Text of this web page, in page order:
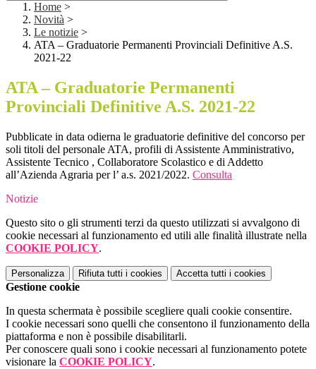
Home >
Novità >
Le notizie >
ATA – Graduatorie Permanenti Provinciali Definitive A.S.
2021-22
ATA – Graduatorie Permanenti
Provinciali Definitive A.S. 2021-22
Pubblicate in data odierna le graduatorie definitive del concorso per
soli titoli del personale ATA, profili di Assistente Amministrativo,
Assistente Tecnico , Collaboratore Scolastico e di Addetto
all’Azienda Agraria per l’ a.s. 2021/2022. Consulta
Notizie
Questo sito o gli strumenti terzi da questo utilizzati si avvalgono di
cookie necessari al funzionamento ed utili alle finalità illustrate nella
COOKIE POLICY.
Personalizza Rifiuta tutti i cookies Accetta tutti i cookies
Gestione cookie
In questa schermata è possibile scegliere quali cookie consentire.
I cookie necessari sono quelli che consentono il funzionamento della
piattaforma e non è possibile disabilitarli.
Per conoscere quali sono i cookie necessari al funzionamento potete
visionare la COOKIE POLICY.